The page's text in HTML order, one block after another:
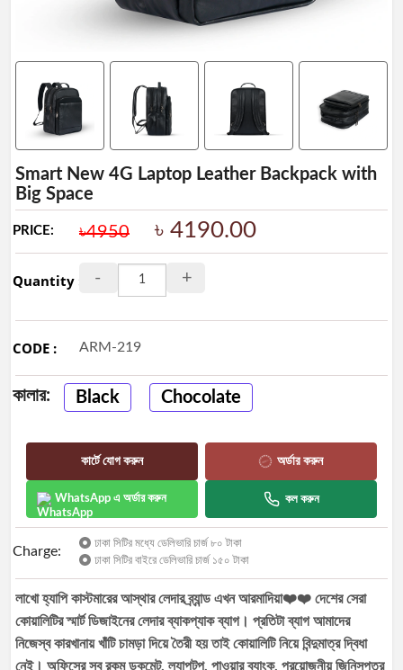
Belt
Leather
Leather
Artificial
Best
Smart New 4G Laptop Leather Backpack with
Big Space
PRICE: ৳4950 ৳ 4190.00
Quantity : - +
CODE : ARM-219
কালার: Black Chocolate
কার্টে যোগ করুন অর্ডার করুন
WhatsApp এ অর্ডার করুন কল করুন
Charge:
ঢাকা সিটির মধ্যে ডেলিভারি চার্জ ৮০ টাকা
ঢাকা সিটির বাইরে ডেলিভারি চার্জ ১৫০ টাকা
লাখো হ্যাপি কাস্টমারের আস্থার লেদার ব্র্যান্ড এখন আরমাদিয়া❤️❤️ দেশের সেরা
কোয়ালিটির স্মার্ট ডিজাইনের লেদার ব্যাকপ্যাক ব্যাগ। প্রতিটা ব্যাগ আমাদের
নিজেস্ব কারখানায় খাঁটি চামড়া দিয়ে তৈরী হয় তাই কোয়ালিটি নিয়ে বিন্দুমাত্র দ্বিধা
নেই। অফিসের সব রকম ডকুমেন্ট, ল্যাপটপ, পাওয়ার ব্যাংক, প্রয়োজনীয় জিনিসপত্র